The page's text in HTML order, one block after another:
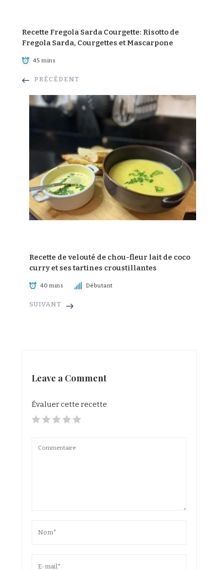
Recette Fregola Sarda Courgette: Risotto de
Fregola Sarda, Courgettes et Mascarpone
45 mins
PRÉCÉDENT
Recette de velouté de chou-fleur lait de coco
curry et ses tartines croustillantes
40 mins Débutant
SUIVANT
Leave a Comment
Évaluer cette recette